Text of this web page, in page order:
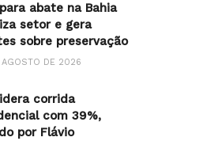
abate na Bahia
setor e gera
sobre preservação
DE 2026
corrida
com 39%,
por Flávio